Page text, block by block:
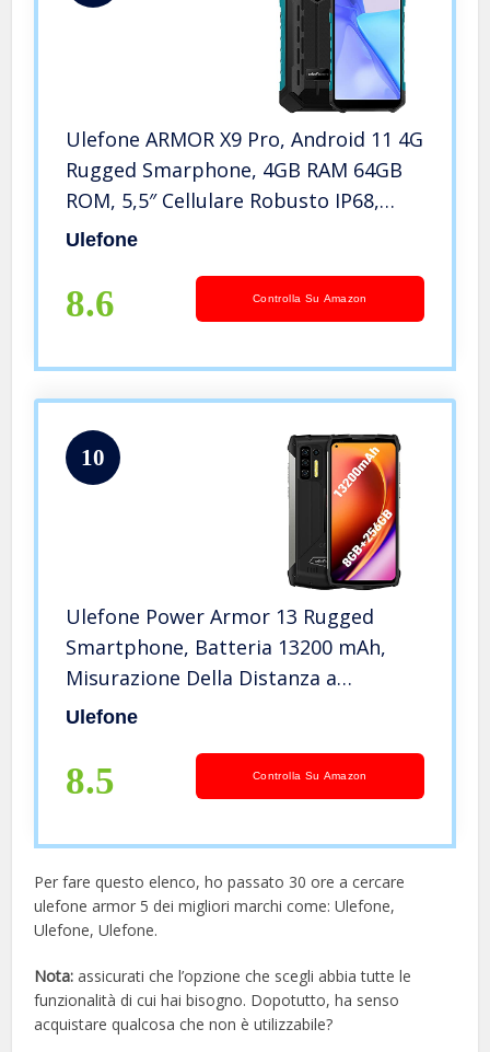
Ulefone ARMOR X9 Pro, Android 11 4G
Rugged Smarphone, 4GB RAM 64GB
ROM, 5,5″ Cellulare Robusto IP68,
Dual SIM, Tripla Fotocamera
Sblocco Facciale, GPS NFC Verde
Ulefone
8.6 Controlla Su Amazon
10
Ulefone Power Armor 13 Rugged
Smartphone, Batteria 13200 mAh,
Misurazione Della Distanza a
Infrarossi, 6,81” 48MP, Android 11
G95 8GB 256GB, Ricarica Wireless
NFC
Ulefone
8.5 Controlla Su Amazon
Per fare questo elenco, ho passato 30 ore a cercare
ulefone armor 5 dei migliori marchi come: Ulefone,
Ulefone, Ulefone.
Nota: assicurati che l’opzione che scegli abbia tutte le
funzionalità di cui hai bisogno. Dopotutto, ha senso
acquistare qualcosa che non è utilizzabile?